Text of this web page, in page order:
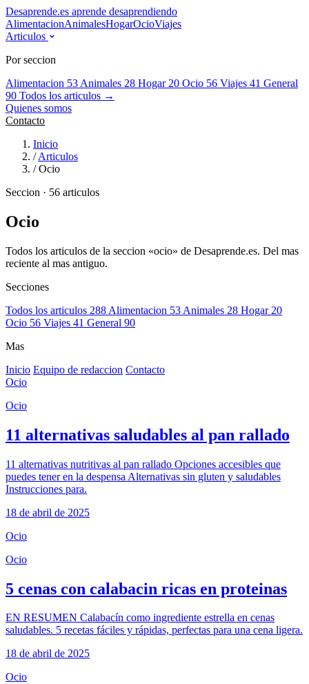
Desaprende.es aprende desaprendiendo
AlimentacionAnimalesHogarOcioViajes
Articulos
Por seccion
Alimentacion 53 Animales 28 Hogar 20 Ocio 56 Viajes 41 General
90 Todos los articulos →
Quienes somos
Contacto
Inicio
/ Articulos
/ Ocio
Seccion · 56 articulos
Ocio
Todos los articulos de la seccion «ocio» de Desaprende.es. Del mas
reciente al mas antiguo.
Secciones
Todos los articulos 288 Alimentacion 53 Animales 28 Hogar 20
Ocio 56 Viajes 41 General 90
Mas
Inicio Equipo de redaccion Contacto
Ocio
Ocio
11 alternativas saludables al pan rallado
11 alternativas nutritivas al pan rallado Opciones accesibles que
puedes tener en la despensa Alternativas sin gluten y saludables
Instrucciones para.
18 de abril de 2025
Ocio
Ocio
5 cenas con calabacin ricas en proteinas
EN RESUMEN Calabacín como ingrediente estrella en cenas
saludables. 5 recetas fáciles y rápidas, perfectas para una cena ligera.
18 de abril de 2025
Ocio